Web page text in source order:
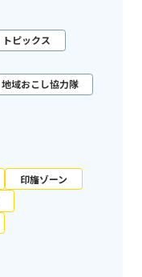
トピックス
地域おこし協力隊
印旛ゾーン